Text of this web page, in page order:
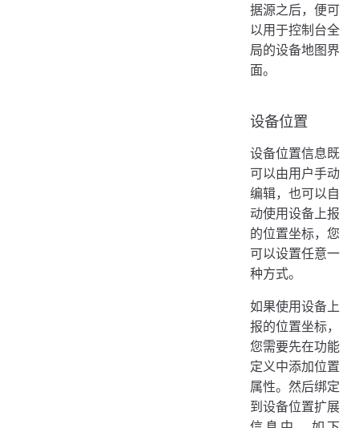
据源之后，便可
以用于控制台全
局的设备地图界
面。
设备位置
设备位置信息既
可以由用户手动
编辑，也可以自
动使用设备上报
的位置坐标，您
可以设置任意一
种方式。
如果使用设备上
报的位置坐标，
您需要先在功能
定义中添加位置
属性。然后绑定
到设备位置扩展